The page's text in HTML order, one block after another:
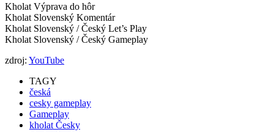
Kholat Výprava do hôr
Kholat Slovenský Komentár
Kholat Slovenský / Český Let’s Play
Kholat Slovenský / Český Gameplay
zdroj: YouTube
TAGY
česká
cesky gameplay
Gameplay
kholat Česky